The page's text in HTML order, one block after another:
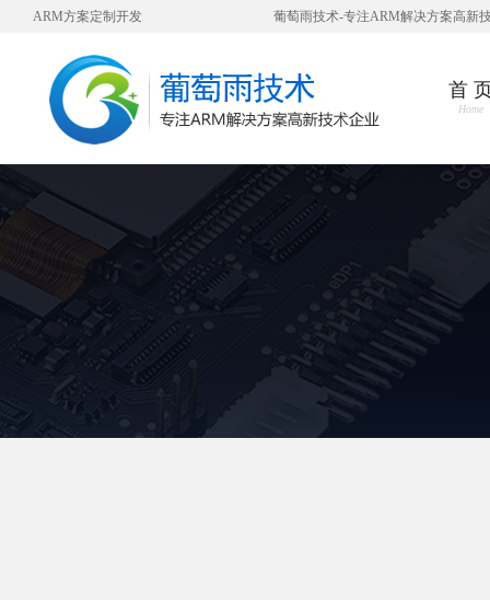
ARM方案定制开发 葡萄雨技术-专注ARM解决方案高新
首
Home